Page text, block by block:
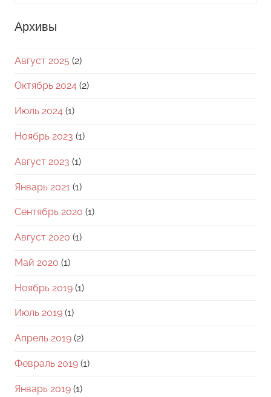
Архивы
Август 2025 (2)
Октябрь 2024 (2)
Июль 2024 (1)
Ноябрь 2023 (1)
Август 2023 (1)
Январь 2021 (1)
Сентябрь 2020 (1)
Август 2020 (1)
Май 2020 (1)
Ноябрь 2019 (1)
Июль 2019 (1)
Апрель 2019 (2)
Февраль 2019 (1)
Январь 2019 (1)